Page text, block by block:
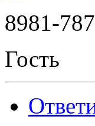
8981-
Гость